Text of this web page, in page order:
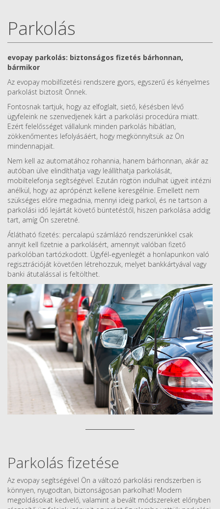
Parkolás
evopay parkolás: biztonságos fizetés bárhonnan,
bármikor
Az evopay mobilfizetési rendszere gyors, egyszerű és kényelmes
parkolást biztosít Önnek.
Fontosnak tartjuk, hogy az elfoglalt, siető, késésben lévő
ügyfeleink ne szenvedjenek kárt a parkolási procedúra miatt.
Ezért felelősséget vállalunk minden parkolás hibátlan,
zökkenőmentes lefolyásáért, hogy megkönnyítsük az Ön
mindennapjait.
Nem kell az automatához rohannia, hanem bárhonnan, akár az
autóban ülve elindíthatja vagy leállíthatja parkolását,
mobiltelefonja segítségével. Ezután rögtön indulhat ügyeit intézni
anélkül, hogy az aprópénzt kellene keresgélnie. Emellett nem
szükséges előre megadnia, mennyi ideig parkol, és ne tartson a
parkolási idő lejártát követő büntetéstől, hiszen parkolása addig
tart, amíg Ön szeretné.
Átlátható fizetés: percalapú számlázó rendszerünkkel csak
annyit kell fizetnie a parkolásért, amennyit valóban fizető
parkolóban tartózkodott. Ügyfél-egyenlegét a honlapunkon való
regisztrációját követően létrehozzuk, melyet bankkártyával vagy
banki átutalással is feltölthet.
Parkolás fizetése
Az evopay segítségével Ön a változó parkolási rendszerben is
könnyen, nyugodtan, biztonságosan parkolhat! Modern
megoldásokat kedvelő, valamint a bevált módszereket előnyben